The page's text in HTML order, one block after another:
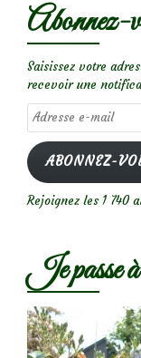
Abonnez-
Saisissez votre
recevoir une
Adresse
e-
mail
ABONNEZ-
Rejoignez les 1 740
Je passe